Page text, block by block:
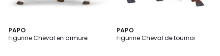
PAPO
Figurine Cheval en armure
PAPO
Figurine Cheval de tournoi